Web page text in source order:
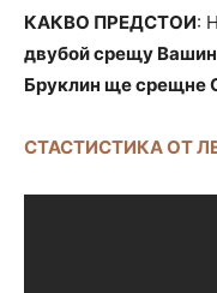
КАКВО ПРЕДСТОИ:
двубой срещу
Бруклин ще срещне
СТАСТИСТИКА ОТ